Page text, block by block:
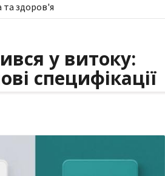
здоров'я
у витоку:
специфікації